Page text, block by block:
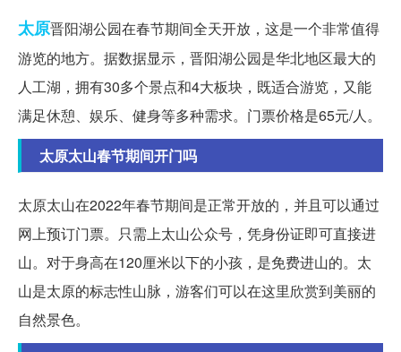
太原晋阳湖公园在春节期间全天开放，这是一个非常值得
游览的地方。据数据显示，晋阳湖公园是华北地区最大的
人工湖，拥有30多个景点和4大板块，既适合游览，又能
满足休憩、娱乐、健身等多种需求。门票价格是65元/人。
太原太山春节期间开门吗
太原太山在2022年春节期间是正常开放的，并且可以通过
网上预订门票。只需上太山公众号，凭身份证即可直接进
山。对于身高在120厘米以下的小孩，是免费进山的。太
山是太原的标志性山脉，游客们可以在这里欣赏到美丽的
自然景色。